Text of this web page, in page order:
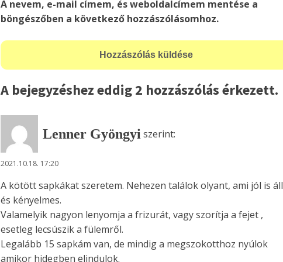
A nevem, e-mail címem, és weboldalcímem mentése a
böngészőben a következő hozzászólásomhoz.
A bejegyzéshez eddig 2 hozzászólás érkezett.
Lenner Gyöngyi szerint:
2021.10.18. 17:20
A kötött sapkákat szeretem. Nehezen találok olyant, ami jól is áll
és kényelmes.
Valamelyik nagyon lenyomja a frizurát, vagy szorítja a fejet ,
esetleg lecsúszik a fülemről.
Legalább 15 sapkám van, de mindig a megszokotthoz nyúlok
amikor hidegben elindulok.